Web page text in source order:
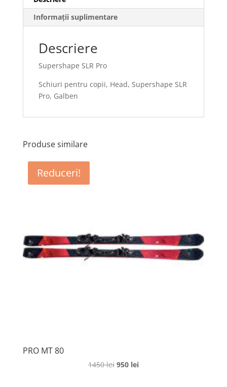
Informații suplimentare
Descriere
Supershape SLR Pro
Schiuri pentru copii, Head, Supershape SLR
Pro, Galben
Produse similare
Reduceri!
PRO MT 80
1450lei Prețul
950 leiPrețul